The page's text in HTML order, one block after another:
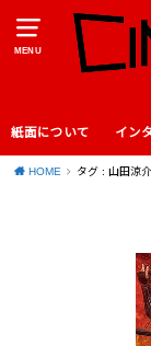
MENU
紙面について イン
HOME タグ : 山田涼介